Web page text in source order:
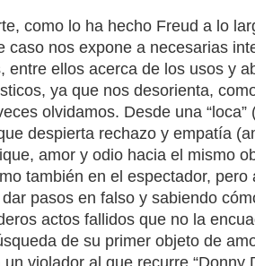
como lo ha hecho Freud a lo
caso nos expone a necesarias
entre ellos acerca de los usos y
ya que nos desorienta,
olvidamos. Desde una
despierta rechazo y empatía
amor y odio hacia el mismo
también en el espectador,
pasos en falso y sabiendo
actos fallidos que no la
de su primer objeto de
un violador al que recurre “Donny